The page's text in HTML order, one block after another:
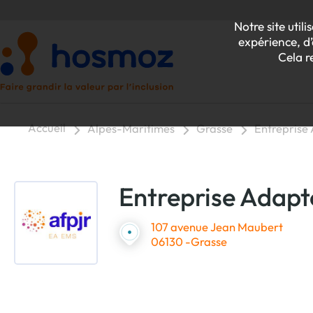
Notre site
expérience,
Cela
Accueil Alpes-Maritimes Grasse Entreprise
Entreprise
107 avenue Jean Maubert
06130 -Grasse